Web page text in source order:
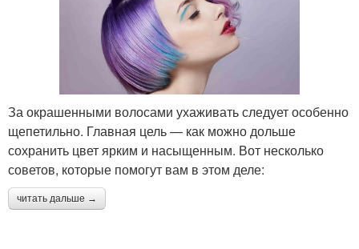
За окрашенными волосами ухаживать следует особенно
щепетильно. Главная цель — как можно дольше
сохранить цвет ярким и насыщенным. Вот несколько
советов, которые помогут вам в этом деле:
читать дальше →